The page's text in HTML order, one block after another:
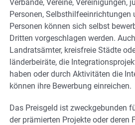
Verbände, Vereine, Vereinigungen,
Personen, Selbsthilfeeinrichtungen
Personen können sich selbst
Dritten vorge­schlagen werden.
Landratsämter, kreisfreie Städte
länderbeiräte, die
haben oder durch Aktivitäten die
können ihre Bewerbung einreichen.
Das Preisgeld ist zweckgebunden
der prämierten Projekte oder deren